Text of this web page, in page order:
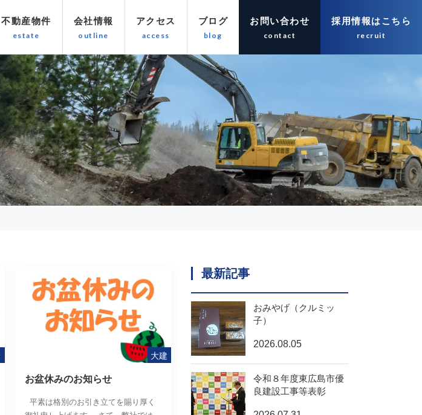
不動産物件 会社情報 アクセス ブログ お問い合わせ 採用情報はこちら
大建
お盆休みのお知らせ
平素は格別のお引き立てを賜り厚く
最新記事
おみやげ（クルミッ
子）
2026.08.05
令和８年度東広島市優
良建設工事等表彰